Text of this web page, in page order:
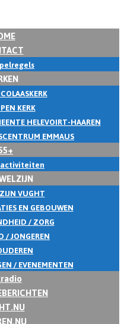
KERK
HELEVOIRT-HAAREN
EMMAUS
VUGHT
EN GEBOUWEN
/ ZORG
/ JONGEREN
/ EVENEMENTEN